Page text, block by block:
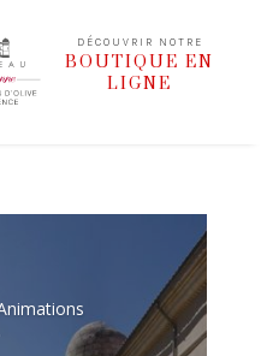
DÉCOUVRIR NOTRE
BOUTIQUE EN
LIGNE